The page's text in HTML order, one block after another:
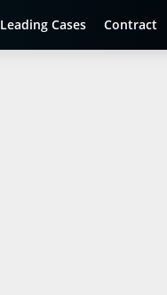
Leading Cases Contract